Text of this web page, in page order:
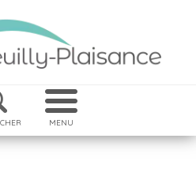
MENU